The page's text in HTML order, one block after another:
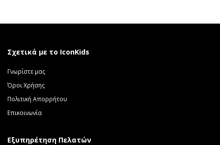
Σχετικά με το IconKids
Γνωρίστε μας
Όροι Χρήσης
Πολιτική Απορρήτου
Επικοινωνία
Εξυπηρέτηση Πελατών